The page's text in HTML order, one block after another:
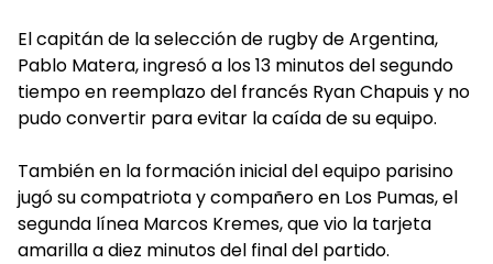
El capitán de la selección de rugby de Argentina,
Pablo Matera, ingresó a los 13 minutos del segundo
tiempo en reemplazo del francés Ryan Chapuis y no
pudo convertir para evitar la caída de su equipo.
También en la formación inicial del equipo parisino
jugó su compatriota y compañero en Los Pumas, el
segunda línea Marcos Kremes, que vio la tarjeta
amarilla a diez minutos del final del partido.